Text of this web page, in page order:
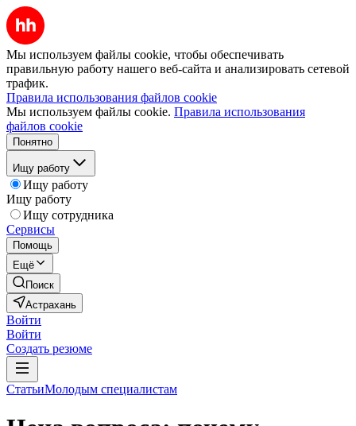
Мы используем файлы cookie, чтобы обеспечивать
правильную работу нашего веб-сайта и анализировать сетевой
трафик.
Правила использования файлов cookie
Мы используем файлы cookie. Правила использования
файлов cookie
Понятно
Ищу работу
Ищу работу
Ищу работу
Ищу сотрудника
Сервисы
Помощь
Ещё
Поиск
Астрахань
Войти
Войти
Создать резюме
СтатьиМолодым специалистам